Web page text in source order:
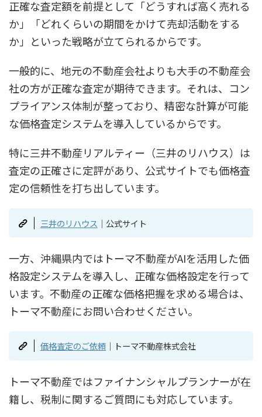
正確な査定額を前提として「どうすれば高く売れる
か」「どれくらいの期間をかけて売却活動をする
か」といった戦略が立てられるからです。
一般的に、地元の不動産会社よりも大手の不動産会
社の方が正確な査定が期待できます。それは、コン
プライアンス体制が整っており、精密な計算が可能
な価格査定システムを導入しているからです。
特に三井不動産リアルティー（三井のリハウス）は
査定の正確さに定評があり、公式サイトでも価格査
定の信頼性を打ち出しています。
三井のリハウス ｜公式サイト
一方、沖縄県内ではトーマ不動産がAIを活用した価
格設定システムを導入し、正確な価格設定を行って
います。不動産の正確な価格把握を求める場合は、
トーマ不動産にお問い合わせください。
価格査定のご依頼｜トーマ不動産株式会社
トーマ不動産ではファイナンシャルプランナーが在
籍し、税制に関するご質問にも対応しています。